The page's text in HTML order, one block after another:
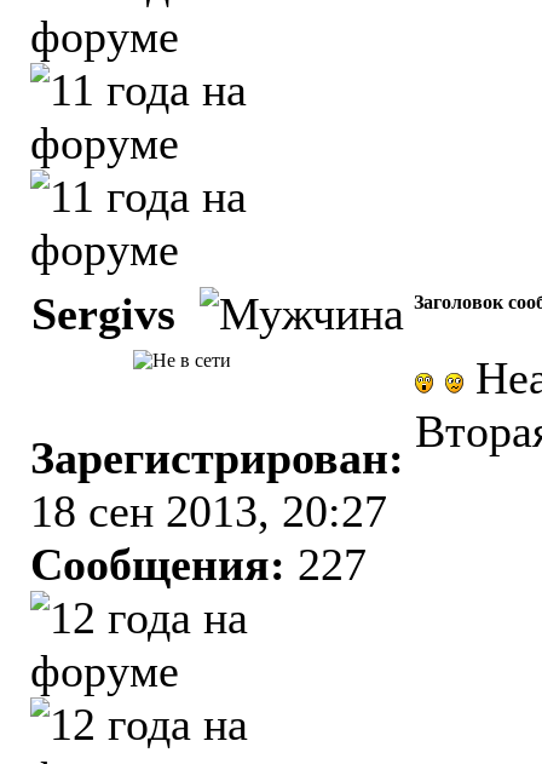
Sergivs Заголовок
Зарегистрирован:
18 сен 2013, 20:27
Сообщения: 227